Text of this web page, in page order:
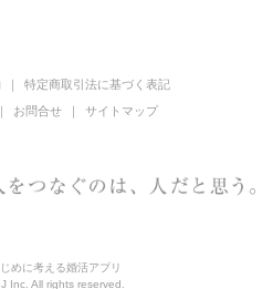
特定商取引法に基づく表記
お問合せ サイトマップ
めに考える婚活アプリ
Inc. All rights reserved.